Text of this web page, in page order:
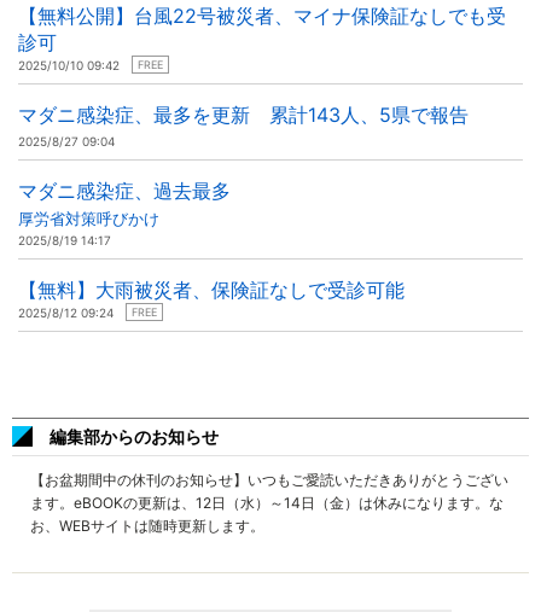
【無料公開】台風22号被災者、マイナ保険証なしでも受
診可
2025/10/10 09:42 FREE
マダニ感染症、最多を更新 累計143人、5県で報告
2025/8/27 09:04
マダニ感染症、過去最多
厚労省対策呼びかけ
2025/8/19 14:17
【無料】大雨被災者、保険証なしで受診可能
2025/8/12 09:24 FREE
編集部からのお知らせ
【お盆期間中の休刊のお知らせ】いつもご愛読いただきありがとうござい
ます。eBOOKの更新は、12日（水）～14日（金）は休みになります。な
お、WEBサイトは随時更新します。